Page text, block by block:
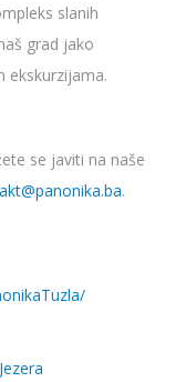
slanih
grad jako
ekskurzijama.
se javiti na naše
.